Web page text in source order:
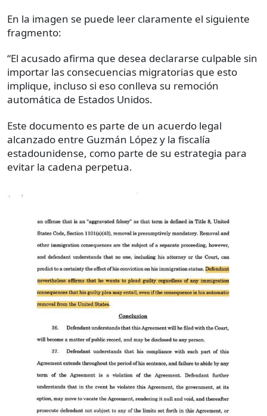
En la imagen se puede leer claramente el siguiente
fragmento:
“El acusado afirma que desea declararse culpable sin
importar las consecuencias migratorias que esto
implique, incluso si eso conlleva su remoción
automática de Estados Unidos.
Este documento es parte de un acuerdo legal
alcanzado entre Guzmán López y la fiscalía
estadounidense, como parte de su estrategia para
evitar la cadena perpetua.